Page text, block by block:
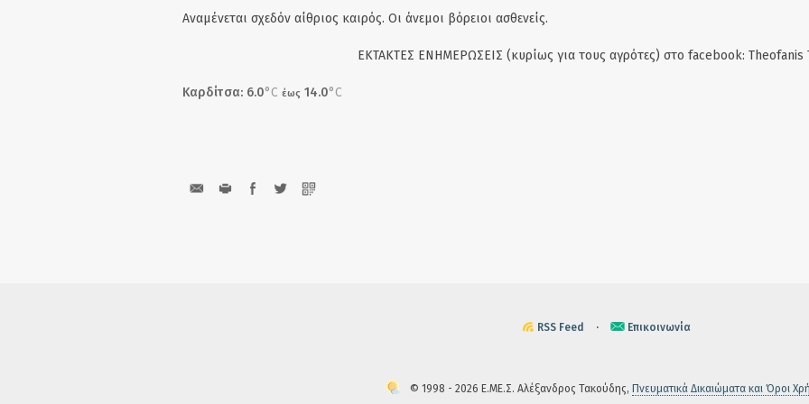
Αναμένεται σχεδόν αίθριος καιρός. Οι άνεμοι βόρειοι ασθενείς.
EΚΤΑΚΤΕΣ ΕΝΗΜΕΡΩΣΕΙΣ (κυρίως για τους αγρότες) στο facebook: Theofanis
Καρδίτσα: 6.0°C έως 14.0°C
RSS Feed · Επικοινωνία
© 1998 - 2026 Ε.ΜΕ.Σ. Αλέξανδρος Τακούδης, Πνευματικά Δικαιώματα και Όροι